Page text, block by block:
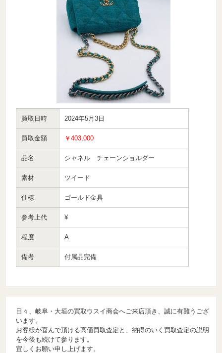
買取日時 2024年5月3日
買取金額 ￥403,000
品名 シャネル チェーンショルダー
素材 ツイード
仕様 ゴールド金具
参考上代 ¥
程度 A
備考 付属品完備
日々、岐阜・大垣の買取ウスイ商会へご来店頂き、誠に有難うござ
います。
お客様が喜んで頂ける高価買取査定と、納得のいく買取査定の説明
を今後も続けて参ります。
宜しくお願い申し上げます。